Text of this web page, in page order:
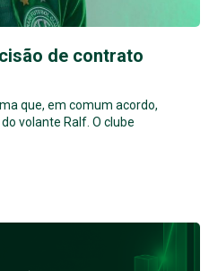
de contrato
que, em comum acordo,
volante Ralf. O clube